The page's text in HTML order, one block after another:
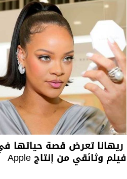
ريهانا تعرض قصة حياتها
فيلم وثائقي من إنتاج Apple